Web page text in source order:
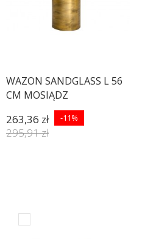
WAZON SANDGLASS L 56
CM MOSIĄDZ
263,36 zł -11%
295,91 zł